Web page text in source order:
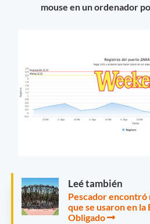
mouse en un ordenador
Leé también
Pescador encontró
que se usaron en la
Obligado